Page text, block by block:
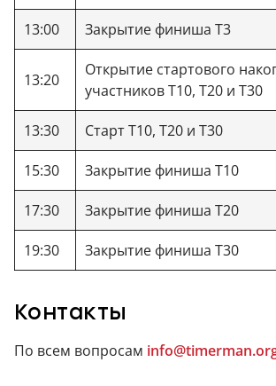
13:00 Закрытие финиша Т3
13:20
Открытие стартового
участников Т10, Т20 и Т30
13:30 Старт Т10, Т20 и Т30
15:30 Закрытие финиша Т10
17:30 Закрытие финиша Т20
19:30 Закрытие финиша Т30
Контакты
По всем вопросам